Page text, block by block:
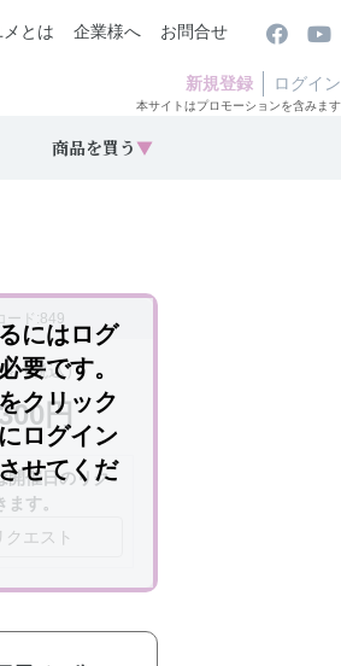
とは 企業様へ お問合せ
新規登録 ログイン
本サイトはプロモーションを含みます
商品を買う ▼
ード:849
（税込）
円
開催日のリク
す。
クエスト
にはログ
要です。
をクリック
ログイン
せてくだ